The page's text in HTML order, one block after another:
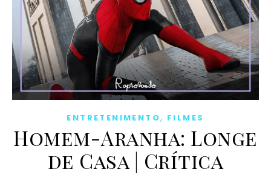
ENTRETENIMENTO, FILMES
Homem-Aranha: Longe
de Casa | Crítica